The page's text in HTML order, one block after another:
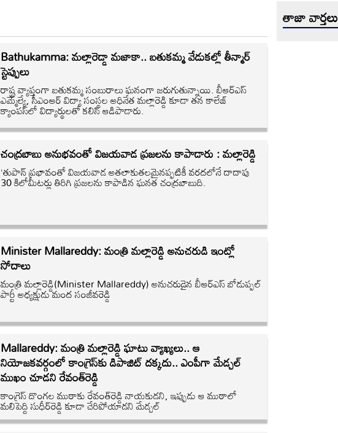
Bathukamma: మల్లారెడ్డా మజాకా.. బతుకమ్మ వేడుకల్లో తీన్మార్
స్టెప్పులు
రాష్ట్ర వ్యాప్తంగా బతుకమ్మ సంబురాలు ఘనంగా జరుగుతున్నాయి. బీఆర్ఎస్
ఎమ్మెల్యే, సీఎంఆర్ విద్యా సంస్థల అధినేత మల్లారెడ్డి కూడా తన కాలేజ్
క్యాంపస్‌లో విద్యార్థులతో కలిసి ఆడిపాడారు.
చంద్రబాబు అనుభవంతో విజయవాడ ప్రజలను కాపాడారు : మల్లారెడ్డి
‘తుపాన్‌ ప్రభావంతో విజయవాడ అతలాకుతలమైనప్పటికీ వరదలోనే దాదాపు
30 కిలోమీటర్లు తిరిగి ప్రజలను కాపాడిన ఘనత చంద్రబాబుది.
Minister Mallareddy: మంత్రి మల్లారెడ్డి అనుచరుడి ఇంట్లో
సోదాలు
మంత్రి మల్లారెడ్డి(Minister Mallareddy) అనుచరుడైన బీఆర్‌ఎస్‌ బోడుప్పల్‌
పార్టీ అధ్యక్షుడు మంద సంజీవరెడ్డి
Mallareddy: మంత్రి మల్లారెడ్డి ఘాటు వ్యాఖ్యలు.. ఆ
నియోజకవర్గంలో కాంగ్రెస్‏కు డిపాజిట్‌ దక్కదు.. ఎంపీగా మేడ్చల్‌
ముఖం చూడని రేవంత్‏రెడ్డి
కాంగ్రెస్‌ దొంగల ముఠాకు రేవంత్‌రెడ్డి నాయకుడని, ఇప్పుడు ఆ ముఠాలో
మలిపెద్ది సుధీర్‌రెడ్డి కూడా చేరిపోయాడని మేడ్చల్‌
తాజా వార్తలు